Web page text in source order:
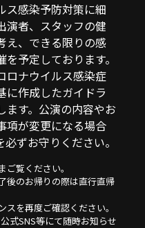
感染予防対策に細
演者、スタッフの健
え、できる限りの感
予定しております。
ロナウイルス感染症
に作成したガイドラ
ます。公演の内容やお
項が変更になる場合
ずお守りください。
ご覧ください。
後のお帰りの際は直行直帰
スを再度ご確認ください。
式SNS等にて随時お知らせ